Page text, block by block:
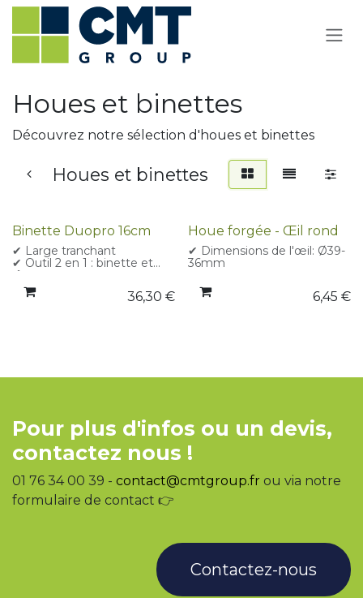
Se rendre au contenu
Houes et binettes
Découvrez notre sélection d'houes et binettes
Houes et binettes
Binette Duopro 16cm
✔ Large tranchant
✔ Outil 2 en 1 : binette et
râteau
36,30 €
Houe forgée - Œil rond
✔ Dimensions de l'œil: Ø39-
36mm
6,45 €
Pour plus d'infos ou un devis,
contactez nous !
01 76 34 00 39 - contact@cmtgroup.fr ou via notre
formulaire de contact 👉
Contactez-nous